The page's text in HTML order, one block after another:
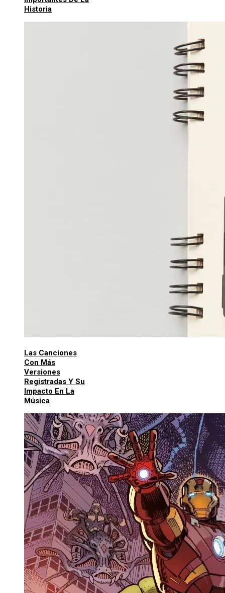
Historia
Las Canciones
Con Más
Versiones
Registradas Y Su
Impacto En La
Música